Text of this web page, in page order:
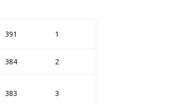
391 1
384 2
383 3